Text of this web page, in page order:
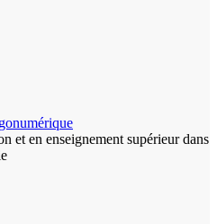
et en enseignement supérieur dans